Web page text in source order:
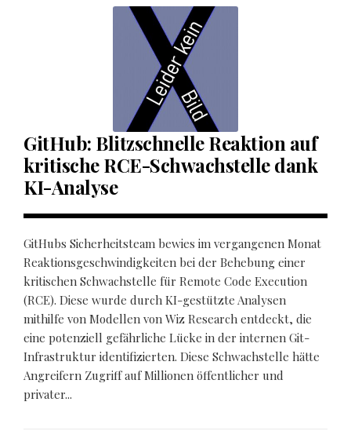
GitHub: Blitzschnelle Reaktion auf
kritische RCE-Schwachstelle dank
KI-Analyse
GitHubs Sicherheitsteam bewies im vergangenen Monat
Reaktionsgeschwindigkeiten bei der Behebung einer
kritischen Schwachstelle für Remote Code Execution
(RCE). Diese wurde durch KI-gestützte Analysen
mithilfe von Modellen von Wiz Research entdeckt, die
eine potenziell gefährliche Lücke in der internen Git-
Infrastruktur identifizierten. Diese Schwachstelle hätte
Angreifern Zugriff auf Millionen öffentlicher und
privater...